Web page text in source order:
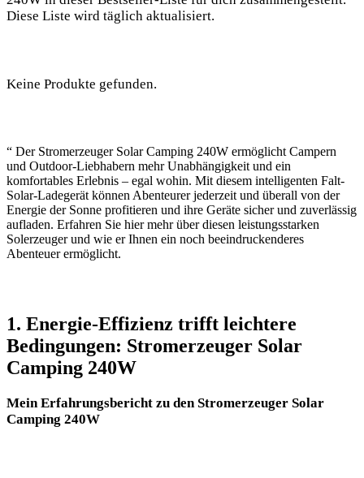
⁣Diese⁢ Liste wird täglich⁤ aktualisiert.
Keine Produkte gefunden.
“ Der Stromerzeuger Solar Camping 240W ⁣ermöglicht Campern
und‌ Outdoor-Liebhabern mehr Unabhängigkeit und ein
komfortables⁣ Erlebnis –‍ egal wohin. Mit diesem intelligenten Falt-
Solar-Ladegerät können Abenteurer jederzeit und überall von der
Energie der Sonne profitieren⁣ und ihre Geräte sicher und zuverlässig
aufladen. Erfahren Sie hier mehr über diesen leistungsstarken
Solerzeuger und wie er Ihnen ein noch ⁤beeindruckenderes
Abenteuer ermöglicht.
1.⁢ Energie-Effizienz​ trifft leichtere
‍Bedingungen: Stromerzeuger Solar
⁢Camping 240W
Mein ‍Erfahrungsbericht zu den Stromerzeuger ‌Solar
Camping ‌240W